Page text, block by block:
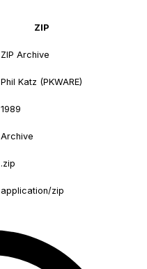
ZIP
ZIP Archive
Phil Katz (PKWARE)
1989
Archive
.zip
application/zip